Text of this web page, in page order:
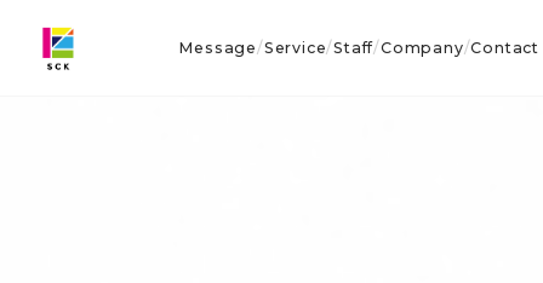
Message/Service/Staff/Company/Contact